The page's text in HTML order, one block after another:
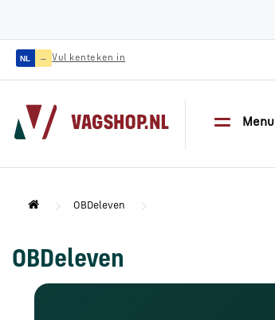
NL — Vul kenteken in
Menu
OBDeleven
OBDeleven